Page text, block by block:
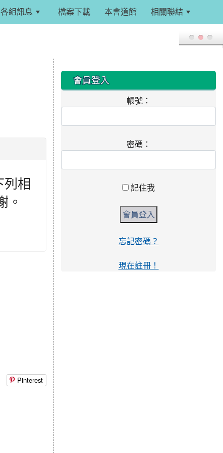
各組訊息 檔案下載 本會道館 相關聯結